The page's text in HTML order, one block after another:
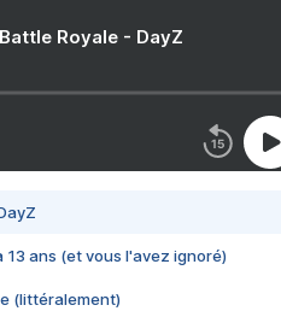
Royale - DayZ
13 ans (et vous l'avez ignoré)
(littéralement)